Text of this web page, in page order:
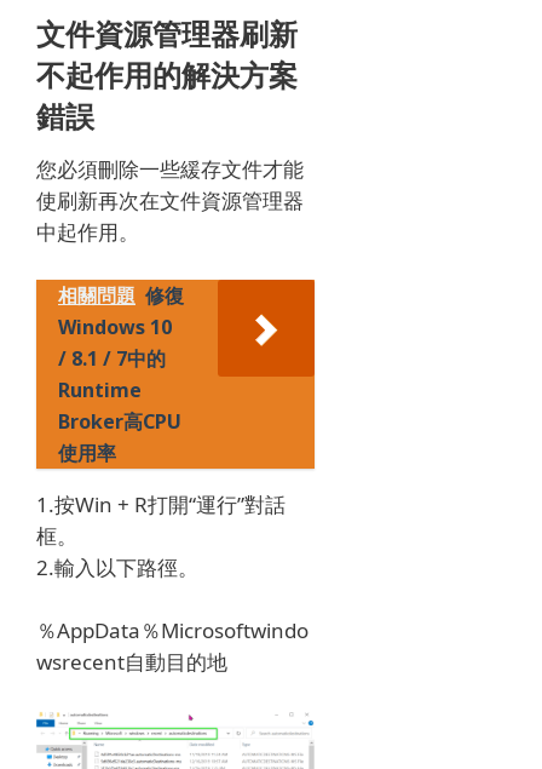
文件資源管理器刷新
不起作用的解決方案
錯誤
您必須刪除一些緩存文件才能
使刷新再次在文件資源管理器
中起作用。
相關問題 修復
Windows 10
/ 8.1 / 7中的
Runtime
Broker高CPU
使用率
1.按Win + R打開“運行”對話
框。
2.輸入以下路徑。
％AppData％Microsoftwindo
wsrecent自動目的地